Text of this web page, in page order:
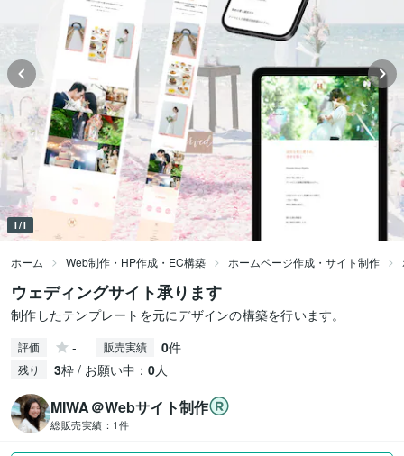
1/1
ホーム Web制作・HP作成・EC構築 ホームページ作成・サイト制作
ウェディングサイト承ります
制作したテンプレートを元にデザインの構築を行います。
評価 - 販売実績 0件
残り 3枠 / お願い中： 0人
MIWA＠Webサイト制作
総販売実績： 1件